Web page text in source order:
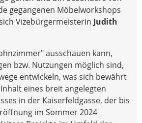
gegangenen Möbelworkshops
Vizebürgermeisterin Judith
ausschauen kann,
bzw. Nutzungen möglich sind,
entwickeln, was sich bewährt
eines breit angelegten
in der Kaiserfeldgasse, der bis
im Sommer 2024